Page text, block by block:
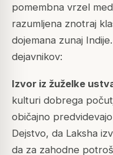
pomembna vrzel
razumljena znotraj
dojemana zunaj
dejavnikov:
Izvor iz žuželke
kulturi dobrega
običajno
Dejstvo, da Laksha
da za zahodne